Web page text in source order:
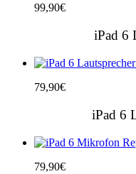
99,90€
iPad 6
79,90€
iPad 6
79,90€